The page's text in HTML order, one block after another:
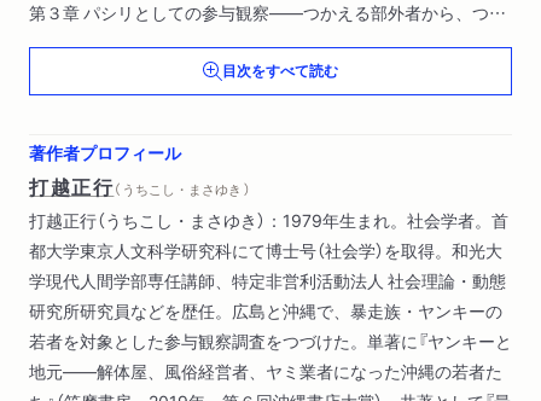
第３章 パシリとしての参与観察――つかえる部外者から、つか
えない内部関係者へ
第１部 パシリ論 解説 パシリとしての参与観察が示すもの 石
岡丈昇
第２部 沖縄社会論
第４章 ホモソーシャルなつながりの周縁――沖縄のヤンキーの
若者のしーじゃ・うっとぅ関係をもとに
第５章 製造業なき経済成長／談合なき建設業――建設業からみ
た「戦後」沖縄
第６章 学校を去るわけ
第２部 沖縄社会論 解説 ヤンキーの世界を通じて沖縄社会を描
目次をすべて読む
著作者プロフィール
打越正行（ うちこし・まさゆき ）
打越正行（うちこし・まさゆき）：1979年生まれ。社会学者。首
都大学東京人文科学研究科にて博士号（社会学）を取得。和光大
学現代人間学部専任講師、特定非営利活動法人 社会理論・動態
研究所研究員などを歴任。広島と沖縄で、暴走族・ヤンキーの
若者を対象とした参与観察調査をつづけた。単著に『ヤンキーと
地元――解体屋、風俗経営者、ヤミ業者になった沖縄の若者た